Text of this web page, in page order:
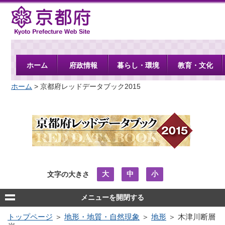
京都府
ホーム 府政情報 暮らし・環境 教育・文化
ホーム > 京都府レッドデータブック2015
文字の大きさ 大 中 小
メニューを開閉する
トップページ ＞ 地形・地質・自然現象 ＞ 地形 ＞ 木津川断層